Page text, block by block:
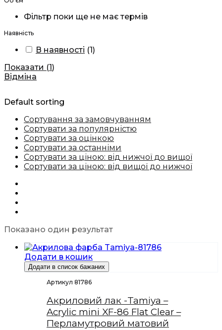
Фільтр поки ще не має термів
Наявність
В наявності (1)
Показати (1)
Відміна
Default sorting
Сортування за замовчуванням
Сортувати за популярністю
Сортувати за оцінкою
Сортувати за останніми
Сортувати за ціною: від нижчої до вищої
Сортувати за ціною: від вищої до нижчої
Показано один результат
Додати в кошик
Додати в список бажаних
Артикул 81786
Акриловий лак -Tamiya –
Acrylic mini XF-86 Flat Clear –
Перламутровий матовий